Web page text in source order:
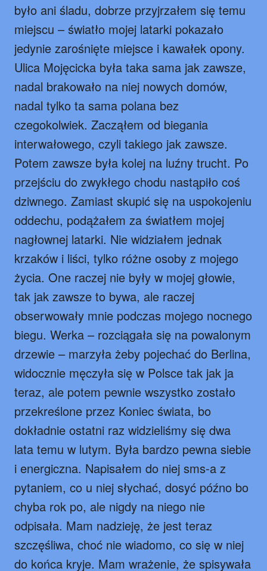
było ani śladu, dobrze przyjrzałem się temu
miejscu – światło mojej latarki pokazało
jedynie zarośnięte miejsce i kawałek opony.
Ulica Mojęcicka była taka sama jak zawsze,
nadal brakowało na niej nowych domów,
nadal tylko ta sama polana bez
czegokolwiek. Zacząłem od biegania
interwałowego, czyli takiego jak zawsze.
Potem zawsze była kolej na luźny trucht. Po
przejściu do zwykłego chodu nastąpiło coś
dziwnego. Zamiast skupić się na uspokojeniu
oddechu, podążałem za światłem mojej
nagłownej latarki. Nie widziałem jednak
krzaków i liści, tylko różne osoby z mojego
życia. One raczej nie były w mojej głowie,
tak jak zawsze to bywa, ale raczej
obserwowały mnie podczas mojego nocnego
biegu. Werka – rozciągała się na powalonym
drzewie – marzyła żeby pojechać do Berlina,
widocznie męczyła się w Polsce tak jak ja
teraz, ale potem pewnie wszystko zostało
przekreślone przez Koniec świata, bo
dokładnie ostatni raz widzieliśmy się dwa
lata temu w lutym. Była bardzo pewna siebie
i energiczna. Napisałem do niej sms-a z
pytaniem, co u niej słychać, dosyć późno bo
chyba rok po, ale nigdy na niego nie
odpisała. Mam nadzieję, że jest teraz
szczęśliwa, choć nie wiadomo, co się w niej
do końca kryje. Mam wrażenie, że spisywała